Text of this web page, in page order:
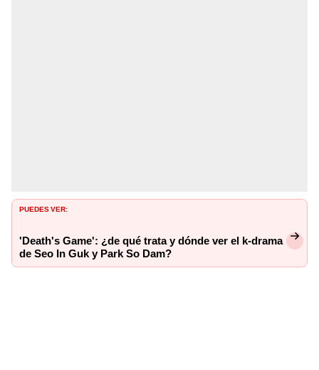
PUEDES VER:
'Death's Game': ¿de qué trata y dónde ver el k-drama
de Seo In Guk y Park So Dam?